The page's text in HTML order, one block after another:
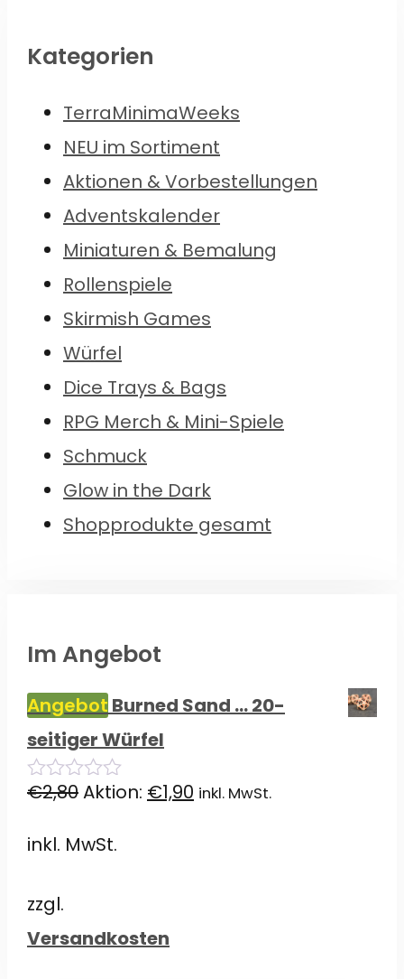
Kategorien
TerraMinimaWeeks
NEU im Sortiment
Aktionen & Vorbestellungen
Adventskalender
Miniaturen & Bemalung
Rollenspiele
Skirmish Games
Würfel
Dice Trays & Bags
RPG Merch & Mini-Spiele
Schmuck
Glow in the Dark
Shopprodukte gesamt
Im Angebot
Angebot Burned Sand ... 20-
seitiger Würfel
0
€2,80Ursprünglicher
war:
Aktion: €1,90 Aktueller
inkl. MwSt.
inkl. MwSt.
zzgl.
Versandkosten